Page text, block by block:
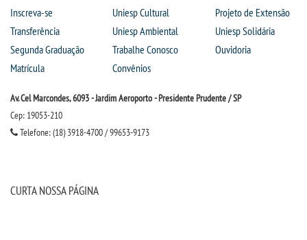
Inscreva-se
Transferência
Segunda Graduação
Matrícula
Uniesp Cultural
Uniesp Ambiental
Trabalhe Conosco
Convênios
Projeto de Extensão
Uniesp Solidária
Ouvidoria
Av. Cel Marcondes, 6093 - Jardim Aeroporto - Presidente Prudente / SP
Cep: 19053-210
Telefone: (18) 3918-4700 / 99653-9173
CURTA NOSSA PÁGINA